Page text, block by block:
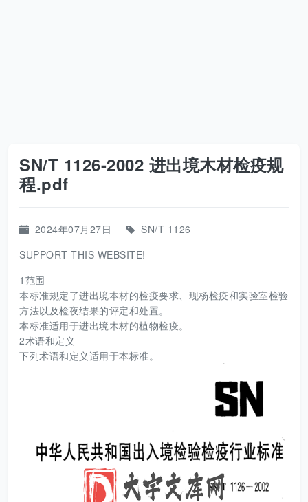
SN/T 1126-2002 进出境木材检疫规
程.pdf
2024年07月27日
SN/T 1126
SUPPORT THIS WEBSITE!
1范围
本标准规定了进出境本材的检疫要求、现杨检疫和实验室检验
方法以及检夜结果的评定和处置。
本标准适用于进出境木材的植物检疫。
2术语和定义
下列术语和定义适用于本标准。